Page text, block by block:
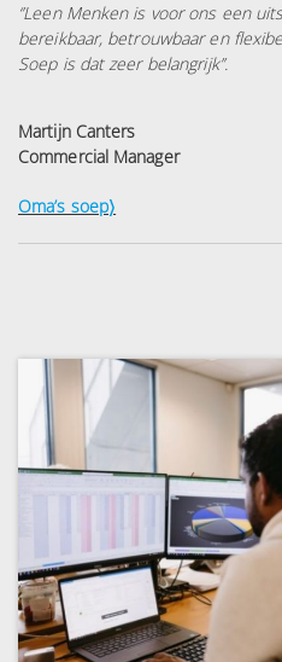
‘’Leen Menken is voor ons een
bereikbaar, betrouwbaar en
Soep is dat zeer belangrijk’’.
Martijn Canters
Commercial Manager
Oma’s soep〉